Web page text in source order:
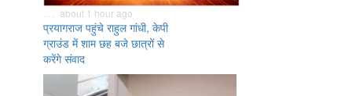
. . . about 1 hour ago
प्रयागराज पहुंचे राहुल गांधी, केपी
ग्राउंड में शाम छह बजे छात्रों से
करेंगे संवाद